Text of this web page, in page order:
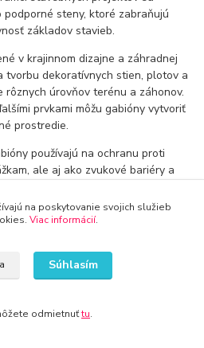
steny, ktoré zabraňujú
základov stavieb.
v krajinnom dizajne a záhradnej
tvorbu dekoratívnych stien, plotov a
úrovňov terénu a záhonov.
prvkami môžu gabióny vytvoriť
prostredie.
používajú na ochranu proti
ale aj ako zvukové bariéry a
klimatickým zmenám. Využitím
Správna veľkosť a
na poskytovanie svojich služieb
Viac informácií.
Súhlasím
odmietnuťtu.